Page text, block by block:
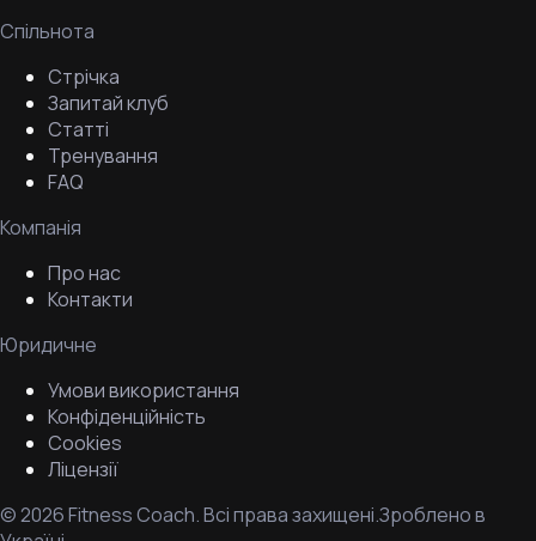
Спільнота
Стрічка
Запитай клуб
Статті
Тренування
FAQ
Компанія
Про нас
Контакти
Юридичне
Умови використання
Конфіденційність
Cookies
Ліцензії
©2026Fitness Coach.Всі права захищені.Зроблено в